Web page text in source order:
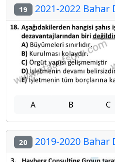
19 2021-2022 Bahar
A B C
20 2019-2020 Bahar